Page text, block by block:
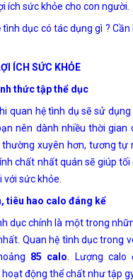
ích sức khỏe cho con người.
dục có tác dụng gì ?
ÍCH SỨC KHỎE
thức tập thể dục
quan hệ tình dụ sẽ sử
nên dành nhiều thời
xuyên hơn, tương tự
chất nhất quán sẽ giúp tối
với sức khỏe.
tiêu hao calo đáng kể
dục chính là một trong
Quan hệ tình dục trong
85 calo . Lượng
động thể chất như tập